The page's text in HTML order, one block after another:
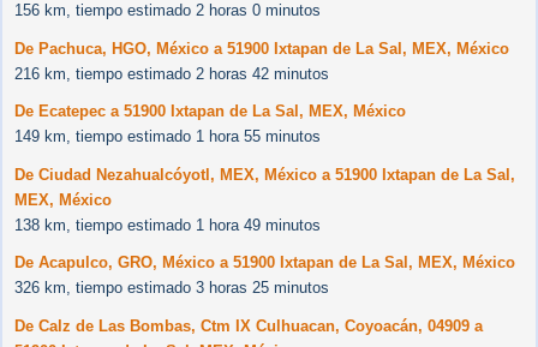
156 km, tiempo estimado 2 horas 0 minutos
De Pachuca, HGO, México a 51900 Ixtapan de La Sal, MEX, México
216 km, tiempo estimado 2 horas 42 minutos
De Ecatepec a 51900 Ixtapan de La Sal, MEX, México
149 km, tiempo estimado 1 hora 55 minutos
De Ciudad Nezahualcóyotl, MEX, México a 51900 Ixtapan de La Sal,
MEX, México
138 km, tiempo estimado 1 hora 49 minutos
De Acapulco, GRO, México a 51900 Ixtapan de La Sal, MEX, México
326 km, tiempo estimado 3 horas 25 minutos
De Calz de Las Bombas, Ctm IX Culhuacan, Coyoacán, 04909 a